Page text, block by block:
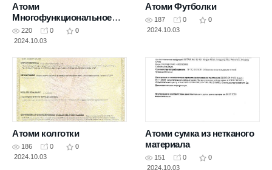
Атоми
Многофункциональное
чистящее средство для
кухни
220 0
0
2024.10.03
Атоми Футболки
187 0
0
2024.10.03
Атоми колготки
186 0
0
2024.10.03
Атоми сумка из нетканого
материала
151 0
0
2024.10.03